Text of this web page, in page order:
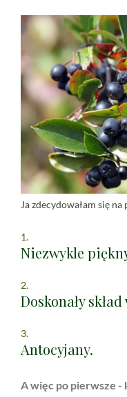
Ja zdecydowałam się
Niezwykle
Doskonały
Antocyjany.
A więc po pierwsze -